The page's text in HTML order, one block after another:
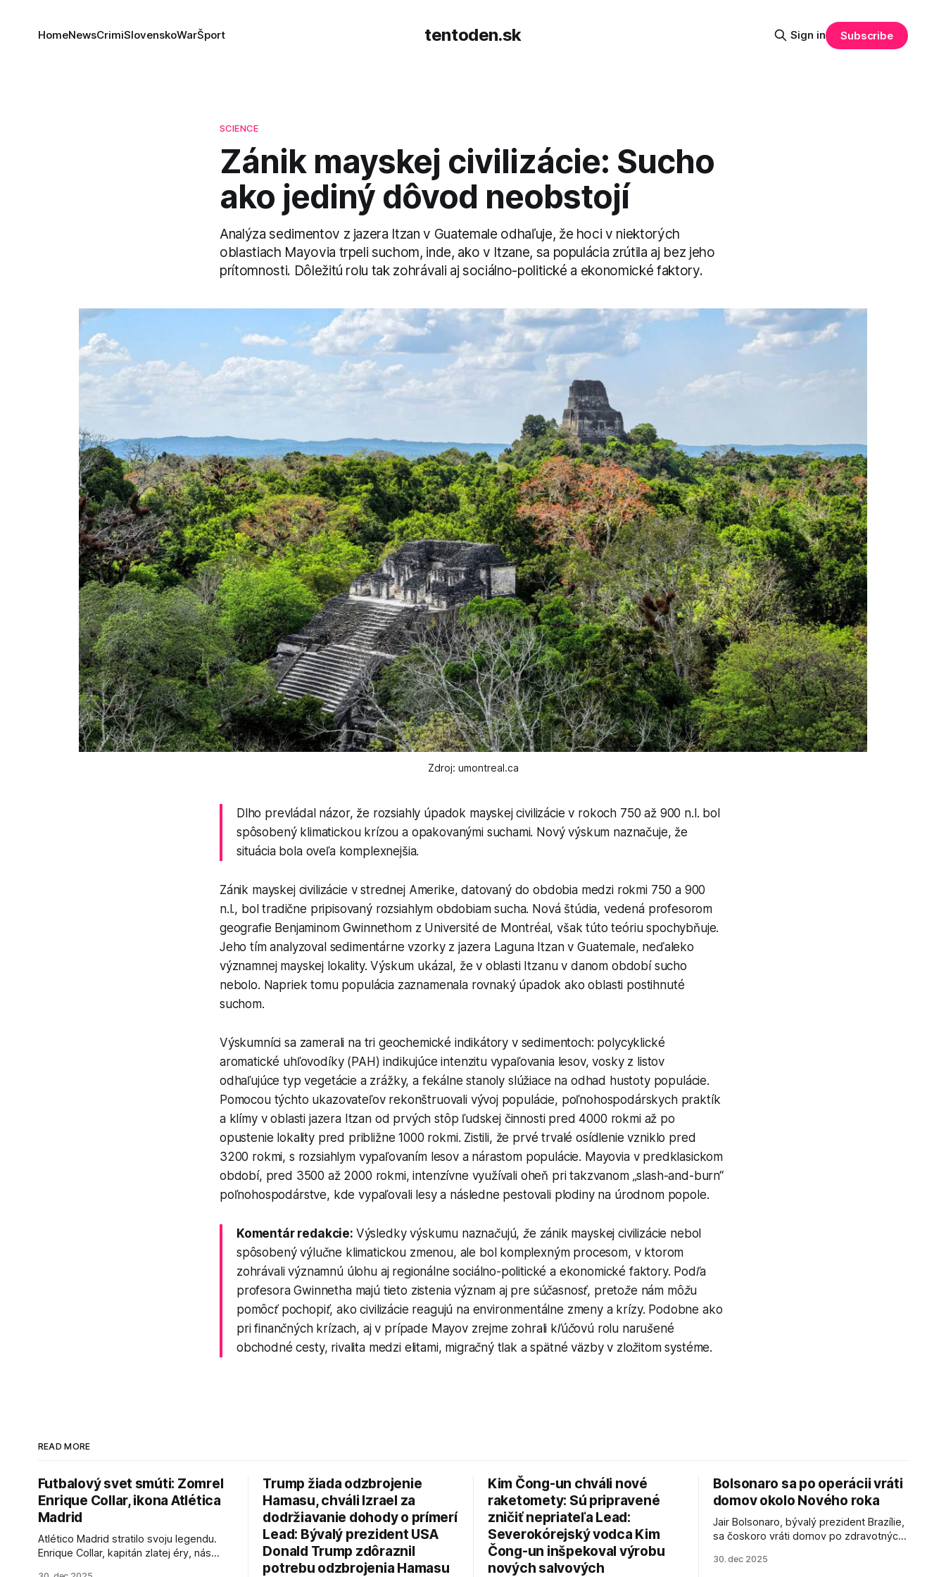
tentoden.sk
HomeNewsCrimiSlovenskoWarŠport Sign in Subscribe
SCIENCE
Zánik mayskej civilizácie: Sucho
ako jediný dôvod neobstojí
Analýza sedimentov z jazera Itzan v Guatemale odhaľuje, že hoci v niektorých
oblastiach Mayovia trpeli suchom, inde, ako v Itzane, sa populácia zrútila aj bez jeho
prítomnosti. Dôležitú rolu tak zohrávali aj sociálno-politické a ekonomické faktory.
Zdroj: umontreal.ca
Dlho prevládal názor, že rozsiahly úpadok mayskej civilizácie v rokoch 750 až 900 n.l. bol
spôsobený klimatickou krízou a opakovanými suchami. Nový výskum naznačuje, že
situácia bola oveľa komplexnejšia.
Zánik mayskej civilizácie v strednej Amerike, datovaný do obdobia medzi rokmi 750 a 900
n.l., bol tradične pripisovaný rozsiahlym obdobiam sucha. Nová štúdia, vedená profesorom
geografie Benjaminom Gwinnethom z Université de Montréal, však túto teóriu spochybňuje.
Jeho tím analyzoval sedimentárne vzorky z jazera Laguna Itzan v Guatemale, neďaleko
významnej mayskej lokality. Výskum ukázal, že v oblasti Itzanu v danom období sucho
nebolo. Napriek tomu populácia zaznamenala rovnaký úpadok ako oblasti postihnuté
suchom.
Výskumníci sa zamerali na tri geochemické indikátory v sedimentoch: polycyklické
aromatické uhľovodíky (PAH) indikujúce intenzitu vypaľovania lesov, vosky z listov
odhaľujúce typ vegetácie a zrážky, a fekálne stanoly slúžiace na odhad hustoty populácie.
Pomocou týchto ukazovateľov rekonštruovali vývoj populácie, poľnohospodárskych praktík
a klímy v oblasti jazera Itzan od prvých stôp ľudskej činnosti pred 4000 rokmi až po
opustenie lokality pred približne 1000 rokmi. Zistili, že prvé trvalé osídlenie vzniklo pred
3200 rokmi, s rozsiahlym vypaľovaním lesov a nárastom populácie. Mayovia v predklasickom
období, pred 3500 až 2000 rokmi, intenzívne využívali oheň pri takzvanom „slash-and-burn“
poľnohospodárstve, kde vypaľovali lesy a následne pestovali plodiny na úrodnom popole.
Komentár redakcie: Výsledky výskumu naznačujú, že zánik mayskej civilizácie nebol
spôsobený výlučne klimatickou zmenou, ale bol komplexným procesom, v ktorom
zohrávali významnú úlohu aj regionálne sociálno-politické a ekonomické faktory. Podľa
profesora Gwinnetha majú tieto zistenia význam aj pre súčasnosť, pretože nám môžu
pomôcť pochopiť, ako civilizácie reagujú na environmentálne zmeny a krízy. Podobne ako
pri finančných krízach, aj v prípade Mayov zrejme zohrali kľúčovú rolu narušené
obchodné cesty, rivalita medzi elitami, migračný tlak a spätné väzby v zložitom systéme.
READ MORE
Futbalový svet smúti: Zomrel
Enrique Collar, ikona Atlética
Madrid
Atlético Madrid stratilo svoju legendu.
Enrique Collar, kapitán zlatej éry, nás
Trump žiada odzbrojenie
Hamasu, chváli Izrael za
dodržiavanie dohody o prímerí
Lead: Bývalý prezident USA
Donald Trump zdôraznil
potrebu odzbrojenia Hamasu
Kim Čong-un chváli nové
raketomety: Sú pripravené
zničiť nepriateľa Lead:
Severokórejský vodca Kim
Čong-un inšpekoval výrobu
nových salvových
Bolsonaro sa po operácii vráti
domov okolo Nového roka
Jair Bolsonaro, bývalý prezident Brazílie,
sa čoskoro vráti domov po zdravotných
30. dec 2025